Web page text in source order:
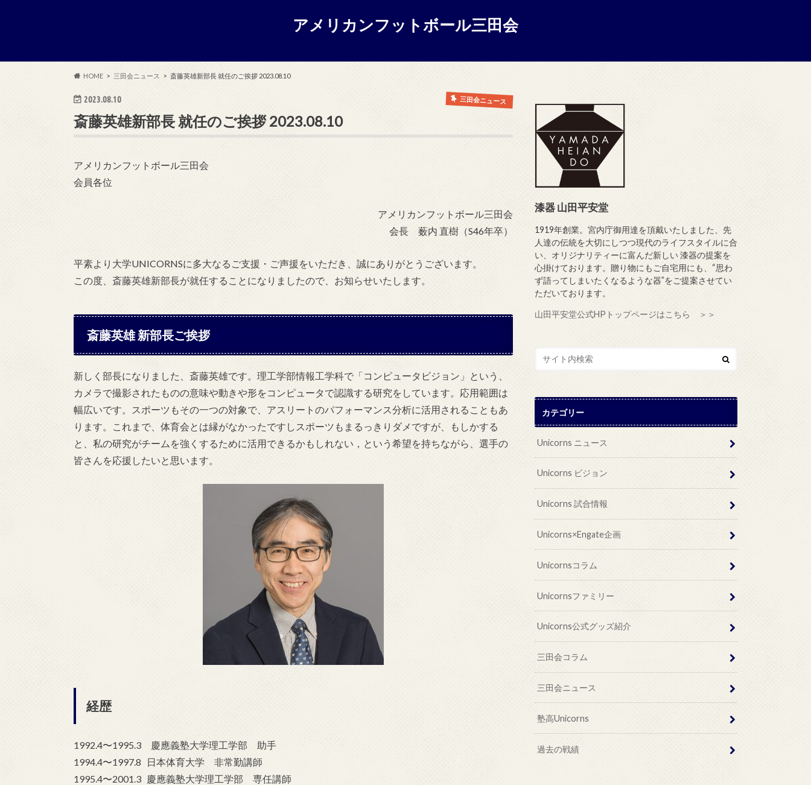
アメリカンフットボール三田会
HOME 三田会ニュース 斎藤英雄新部長 就任のご挨拶 2023.08.10
2023.08.10 三田会ニュース
斎藤英雄新部長 就任のご挨拶 2023.08.10
アメリカンフットボール三田会
会員各位
アメリカンフットボール三田会
会長 薮内 直樹（S46年卒）
平素より大学UNICORNSに多大なるご支援・ご声援をいただき、誠にありがとうございます。
この度、斎藤英雄新部長が就任することになりましたので、お知らせいたします。
斎藤英雄 新部長ご挨拶
新しく部長になりました、斎藤英雄です。理工学部情報工学科で「コンピュータビジョン」という、
カメラで撮影されたものの意味や動きや形をコンピュータで認識する研究をしています。応用範囲は
幅広いです。スポーツもその一つの対象で、アスリートのパフォーマンス分析に活用されることもあ
ります。これまで、体育会とは縁がなかったですしスポーツもまるっきりダメですが、もしかする
と、私の研究がチームを強くするために活用できるかもしれない，という希望を持ちながら、選手の
皆さんを応援したいと思います。
経歴
1992.4〜1995.3 慶應義塾大学理工学部 助手
1994.4〜1997.8 日本体育大学 非常勤講師
1995.4〜2001.3 慶應義塾大学理工学部 専任講師
漆器 山田平安堂
1919年創業。宮内庁御用達を頂戴いたしました、先
人達の伝統を大切にしつつ現代のライフスタイルに合
い、オリジナリティーに富んだ新しい 漆器の提案を
心掛けております。贈り物にもご自宅用にも、“思わ
ず語ってしまいたくなるような器”をご提案させてい
ただいております。
山田平安堂公式HPトップページはこちら ＞＞
カテゴリー
Unicorns ニュース
Unicorns ビジョン
Unicorns 試合情報
Unicorns×Engate企画
Unicornsコラム
Unicornsファミリー
Unicorns公式グッズ紹介
三田会コラム
三田会ニュース
塾高Unicorns
過去の戦績